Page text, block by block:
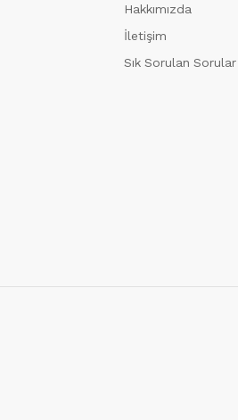
Hakkımızda
İletişim
Sık Sorulan Sorular